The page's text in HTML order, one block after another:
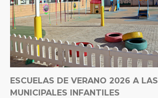
ESCUELAS DE VERANO 2026 A
MUNICIPALES INFANTILES